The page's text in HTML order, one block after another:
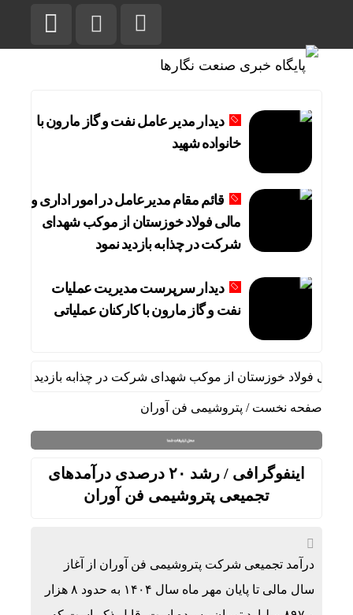
دیدار مدیر عامل نفت و گاز مارون با
خانواده شهید
قائم مقام مدیرعامل در امور اداری و
مالی فولاد خوزستان از موکب شهدای
شرکت در چذابه بازدید نمود
دیدار سرپرست مدیریت عملیات
نفت و گاز مارون با کارکنان عملیاتی
فولاد خوزستان از موکب شهدای شرکت در چذابه بازدید نمود
صفحه نخست / پتروشیمی فن آوران
اینفوگرافی / رشد ۲۰ درصدی درآمد‌های
تجمیعی پتروشیمی فن آوران
درآمد تجمیعی شرکت پتروشیمی فن آوران از آغاز
سال مالی تا پایان مهر ماه سال ۱۴۰۴ به حدود ۸ هزار